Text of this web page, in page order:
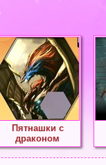
Пятнашки с
драконом